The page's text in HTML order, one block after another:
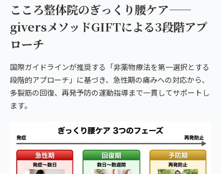
こころ整体院のぎっくり腰ケア——
giversメソッドGIFTによる3段階アプ
ローチ
国際ガイドラインが推奨する「非薬物療法を第一選択とする
段階的アプローチ」に基づき、急性期の痛みへの対応から、
多裂筋の回復、再発予防の運動指導まで一貫してサポートし
ます。